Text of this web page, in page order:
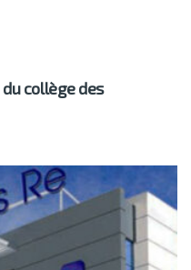
collège des